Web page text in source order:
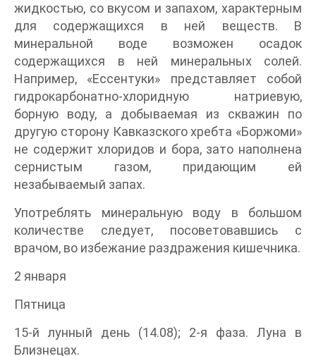
жидкостью, со вкусом и запахом, характерным
для содержащихся в ней веществ. В
минеральной воде возможен осадок
содержащихся в ней минеральных солей.
Например, «Ессентуки» представляет собой
гидрокарбонатно-хлоридную натриевую,
борную воду, а добываемая из скважин по
другую сторону Кавказского хребта «Боржоми»
не содержит хлоридов и бора, зато наполнена
сернистым газом, придающим ей
незабываемый запах.
Употреблять минеральную воду в большом
количестве следует, посоветовавшись с
врачом, во избежание раздражения кишечника.
2 января
Пятница
15-й лунный день (14.08); 2-я фаза. Луна в
Близнецах.